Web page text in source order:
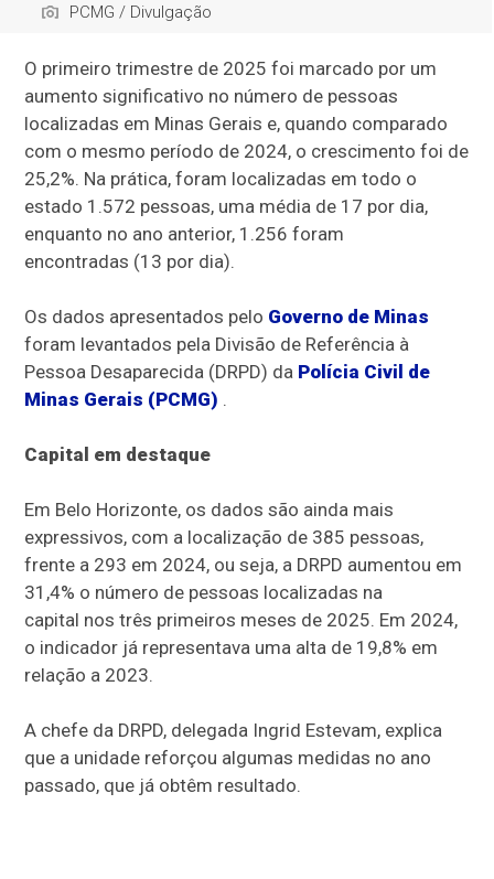
PCMG / Divulgação
O primeiro trimestre de 2025 foi marcado por um
aumento significativo no número de pessoas
localizadas em Minas Gerais e, quando comparado
com o mesmo período de 2024, o crescimento foi de
25,2%. Na prática, foram localizadas em todo o
estado 1.572 pessoas, uma média de 17 por dia,
enquanto no ano anterior, 1.256 foram
encontradas (13 por dia).
Os dados apresentados pelo Governo de Minas
foram levantados pela Divisão de Referência à
Pessoa Desaparecida (DRPD) da Polícia Civil de
Minas Gerais (PCMG) .
Capital em destaque
Em Belo Horizonte, os dados são ainda mais
expressivos, com a localização de 385 pessoas,
frente a 293 em 2024, ou seja, a DRPD aumentou em
31,4% o número de pessoas localizadas na
capital nos três primeiros meses de 2025. Em 2024,
o indicador já representava uma alta de 19,8% em
relação a 2023.
A chefe da DRPD, delegada Ingrid Estevam, explica
que a unidade reforçou algumas medidas no ano
passado, que já obtêm resultado.